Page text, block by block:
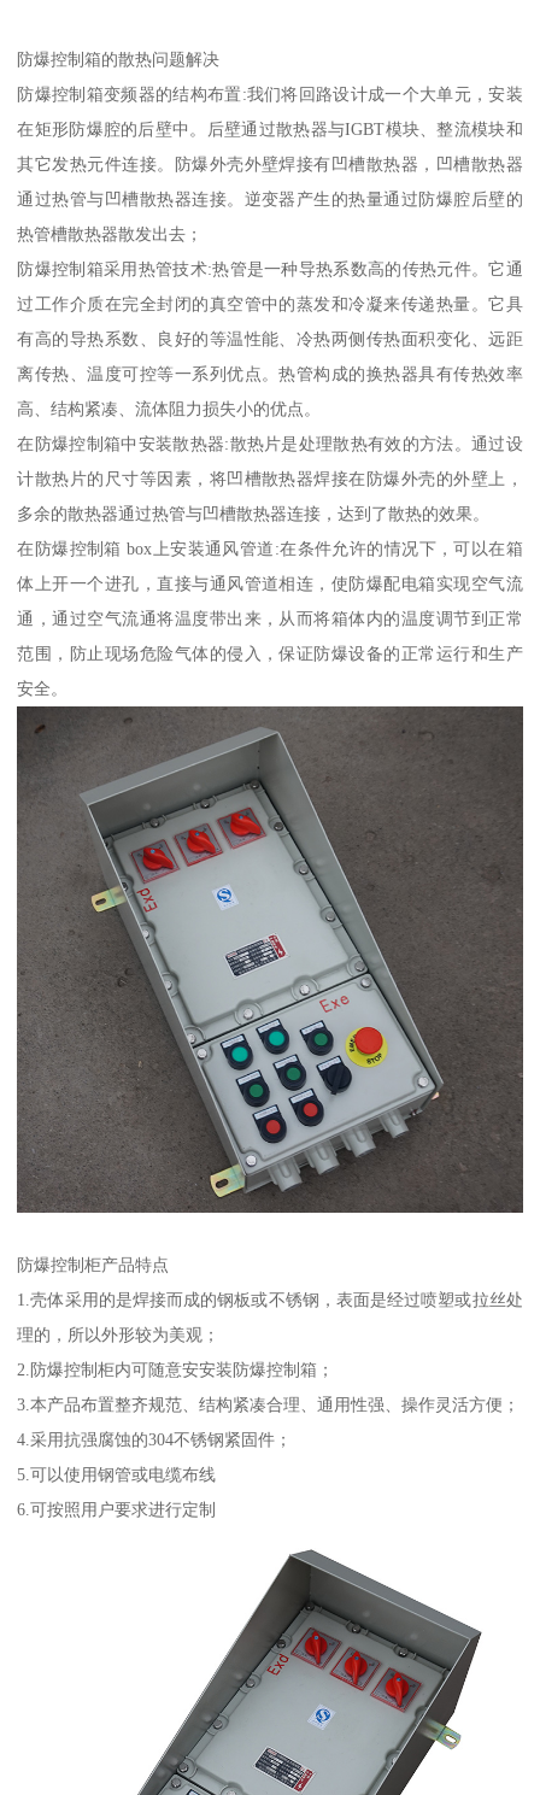
防爆控制箱的散热问题解决
防爆控制箱变频器的结构布置:我们将回路设计成一个大单元，安装
在矩形防爆腔的后壁中。后壁通过散热器与IGBT模块、整流模块和
其它发热元件连接。防爆外壳外壁焊接有凹槽散热器，凹槽散热器
通过热管与凹槽散热器连接。逆变器产生的热量通过防爆腔后壁的
热管槽散热器散发出去；
防爆控制箱采用热管技术:热管是一种导热系数高的传热元件。它通
过工作介质在完全封闭的真空管中的蒸发和冷凝来传递热量。它具
有高的导热系数、良好的等温性能、冷热两侧传热面积变化、远距
离传热、温度可控等一系列优点。热管构成的换热器具有传热效率
高、结构紧凑、流体阻力损失小的优点。
在防爆控制箱中安装散热器:散热片是处理散热有效的方法。通过设
计散热片的尺寸等因素，将凹槽散热器焊接在防爆外壳的外壁上，
多余的散热器通过热管与凹槽散热器连接，达到了散热的效果。
在防爆控制箱 box上安装通风管道:在条件允许的情况下，可以在箱
体上开一个进孔，直接与通风管道相连，使防爆配电箱实现空气流
通，通过空气流通将温度带出来，从而将箱体内的温度调节到正常
范围，防止现场危险气体的侵入，保证防爆设备的正常运行和生产
安全。
防爆控制柜产品特点
1.壳体采用的是焊接而成的钢板或不锈钢，表面是经过喷塑或拉丝处
理的，所以外形较为美观；
2.防爆控制柜内可随意安安装防爆控制箱；
3.本产品布置整齐规范、结构紧凑合理、通用性强、操作灵活方便；
4.采用抗强腐蚀的304不锈钢紧固件；
5.可以使用钢管或电缆布线
6.可按照用户要求进行定制